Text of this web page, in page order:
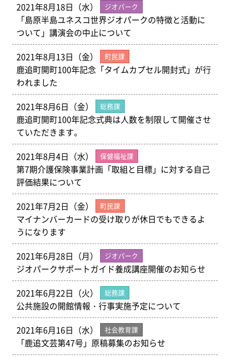
2021年8月18日（水）
ジオパーク
「島原半島ユネスコ世界ジオパークの特徴と活動に
ついて」講演会の中止について
2021年8月13日（金）
町民課
鹿追町開町100年記念「タイムカプセル開封式」が行
われました
2021年8月6日（金）
総務課
鹿追町開町100年記念式典は人数を制限して開催させ
ていただきます。
2021年8月4日（水）
保健福祉課
第7期介護保険事業計画「取組と目標」に対する自己
評価結果について
2021年7月2日（金）
町民課
マイナンバーカードの受け取りが休日でもできるよ
うになります
2021年6月28日（月）
ジオパーク
ジオパークサポートガイド養成講座開催のお知らせ
2021年6月22日（火）
総務課
公共施設の開館情報・行事実施予定について
2021年6月16日（水）
社会教育課
「鹿追文芸第47号」原稿募集のお知らせ